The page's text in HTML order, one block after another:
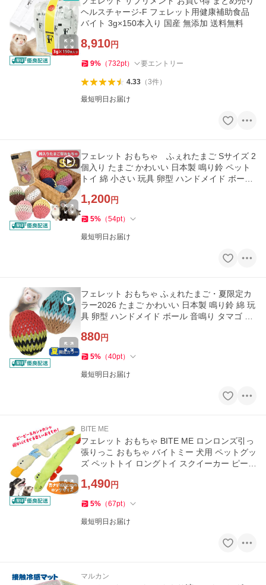
ヘルスチャージ-F フェレット用健康補助食品
バイト 3g×150本入り 国産 無添加 送料無料
8,910円
9% （732pt） 要エントリー
4.33（3件）
最短明日お届け
フェレット おもちゃ ふぇれたまご Sサイズ 2
個入り たまご かわいい 日本製 鳴り鈴 ペット
トイ 綿 小さい 玩具 卵型 ハンドメイド ボール
1,200円
5% （54pt）
最短明日お届け
フェレット おもちゃ ふぇれたまご・夏限定カ
ラー2026 たまご かわいい 日本製 鳴り鈴 綿 玩
具 卵型 ハンドメイド ボール 音鳴り タマゴ SN
880円
5% （40pt）
最短明日お届け
BITE ME
フェレット おもちゃ BITE ME ロンロンズ引っ
張りっこ おもちゃ バイトミー 犬用 ペットグッ
ズ ペットトイ ロングトイ スクイーカー ピーピ
1,490円
5% （67pt）
最短明日お届け
マルカン